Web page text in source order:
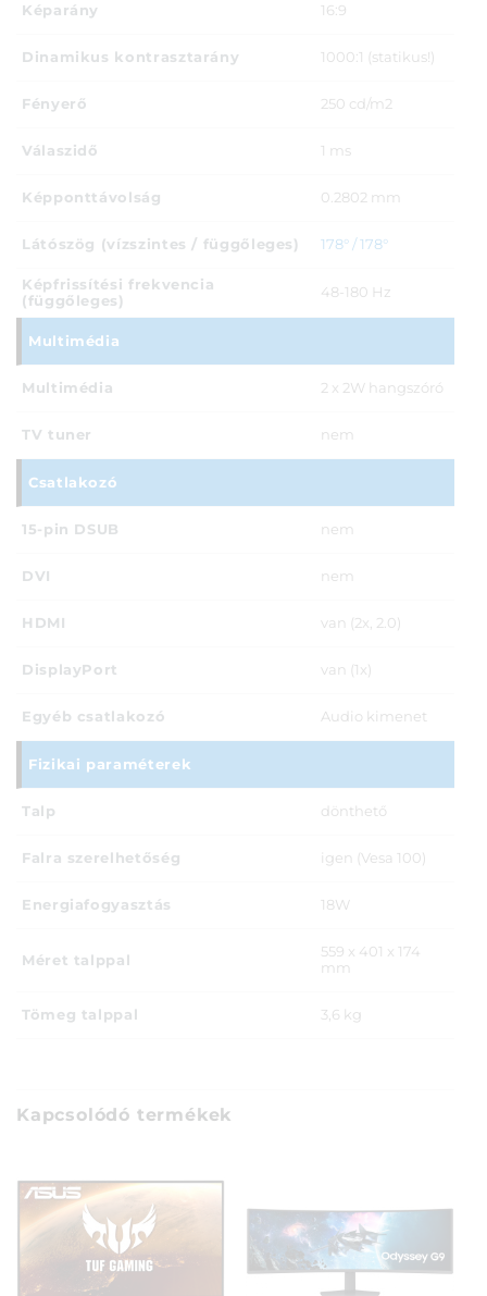
Képarány 16:9
Dinamikus kontrasztarány 1000:1 (statikus!)
Fényerő 250 cd/m2
Válaszidő 1 ms
Képponttávolság 0.2802 mm
Látószög (vízszintes / függőleges) 178° / 178°
Képfrissítési frekvencia
(függőleges)
48-180 Hz
Multimédia
Multimédia 2 x 2W hangszóró
TV tuner nem
Csatlakozó
15-pin DSUB nem
DVI nem
HDMI van (2x, 2.0)
DisplayPort van (1x)
Egyéb csatlakozó Audio kimenet
Fizikai paraméterek
Talp dönthető
Falra szerelhetőség igen (Vesa 100)
Energiafogyasztás 18W
Méret talppal
559 x 401 x 174
mm
Tömeg talppal 3,6 kg
Kapcsolódó termékek